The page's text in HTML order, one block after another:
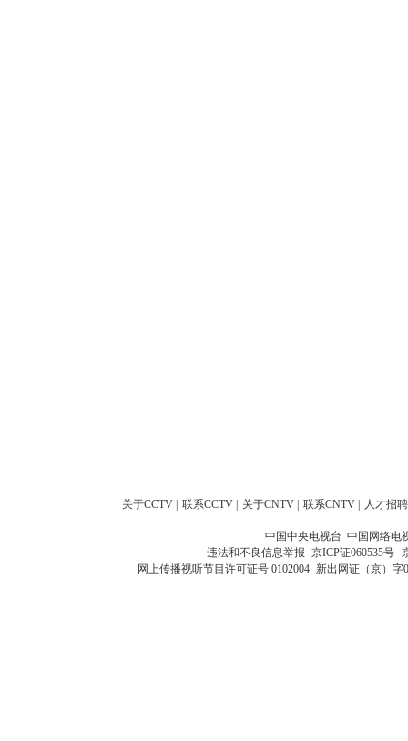
关于CCTV 联系CCTV 关于CNTV 联系CNTV 人才招聘
中国中央电视台 中国网络电
违法和不良信息举报 京ICP证060535号
网上传播视听节目许可证号 0102004 新出网证（京）